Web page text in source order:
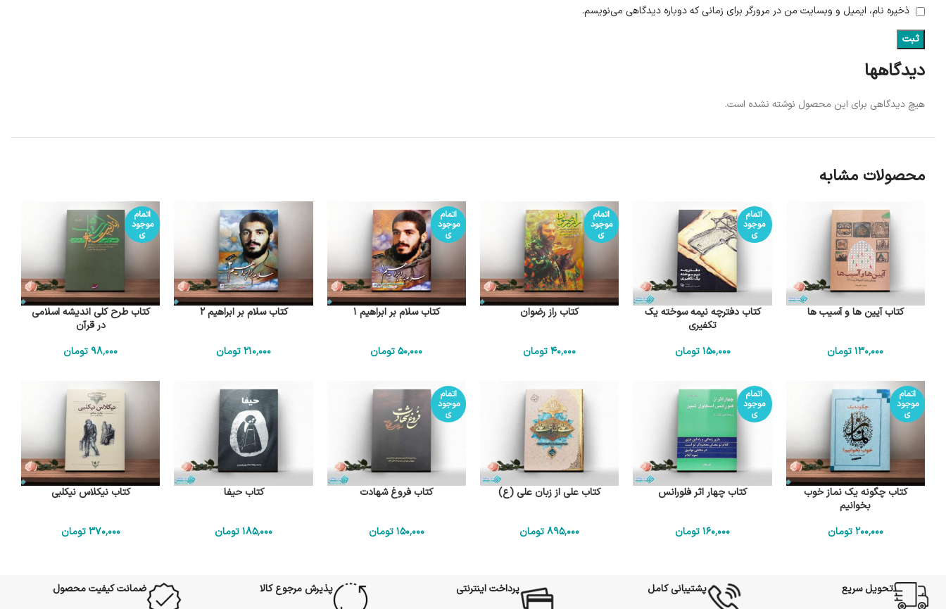
دیدگاهها
هیچ دیدگاهی برای این محصول نوشته نشده است.
ذخیره نام، ایمیل و وبسایت من در مرورگر برای زمانی که دوباره دیدگاهی می‌نویسم.
محصولات مشابه
کتاب آیین ها و آسیب ها
130٬000 تومان
اتمام
موجود
ی
کتاب دفترچه نیمه سوخته یک
تکفیری
150٬000 تومان
اتمام
موجود
ی
کتاب راز رضوان
40٬000تومان
اتمام
موجود
ی
کتاب سلام بر ابراهیم 1
50٬000 تومان
کتاب سلام بر ابراهیم 2
210٬000تومان
اتمام
موجود
ی
کتاب طرح کلی اندیشه اسلامی
در قرآن
98٬000 تومان
اتمام
موجود
ی
کتاب چگونه یک نماز خوب
بخوانیم
200٬000تومان
اتمام
موجود
ی
کتاب چهار اثر فلورانس
160٬000تومان
کتاب علی از زبان علی (ع)
895٬000تومان
اتمام
موجود
ی
کتاب فروغ شهادت
150٬000تومان
کتاب حیفا
185٬000تومان
کتاب نیکلاس نیکلبی
370٬000 تومان
تحویل سریع پشتیبانی کامل پرداخت اینترنتی پذیرش مرجوع کالا ضمانت کیفیت محصول